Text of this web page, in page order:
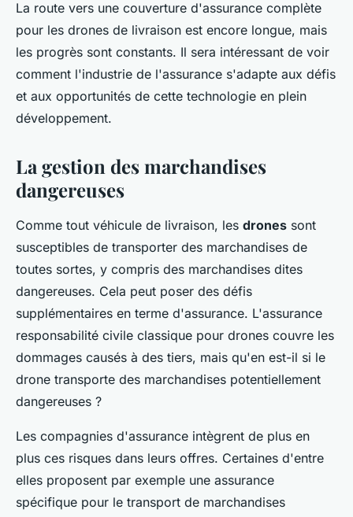
La route vers une couverture d'assurance complète
pour les drones de livraison est encore longue, mais
les progrès sont constants. Il sera intéressant de voir
comment l'industrie de l'assurance s'adapte aux défis
et aux opportunités de cette technologie en plein
développement.
La gestion des marchandises
dangereuses
Comme tout véhicule de livraison, les drones sont
susceptibles de transporter des marchandises de
toutes sortes, y compris des marchandises dites
dangereuses. Cela peut poser des défis
supplémentaires en terme d'assurance. L'assurance
responsabilité civile classique pour drones couvre les
dommages causés à des tiers, mais qu'en est-il si le
drone transporte des marchandises potentiellement
dangereuses ?
Les compagnies d'assurance intègrent de plus en
plus ces risques dans leurs offres. Certaines d'entre
elles proposent par exemple une assurance
spécifique pour le transport de marchandises